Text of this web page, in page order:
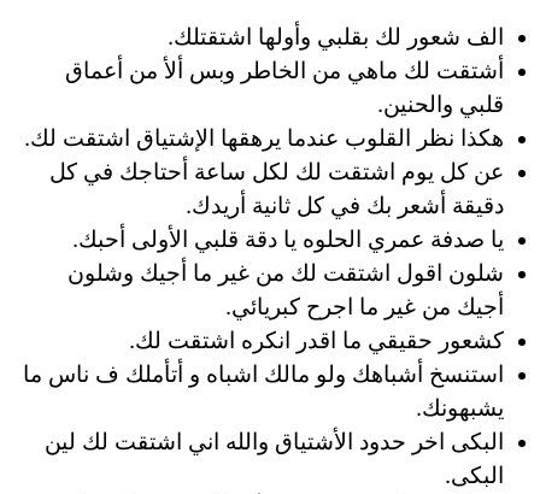
الف شعور لك بقلبي وأولها اشتقتلك.
أشتقت لك ماهي من الخاطر وبس ألأ من أعماق
قلبي والحنين.
هكذا نظر القلوب عندما يرهقها الإشتياق اشتقت لك.
عن كل يوم اشتقت لك لكل ساعة أحتاجك في كل
دقيقة أشعر بك في كل ثانية أريدك.
يا صدفة عمري الحلوه يا دقة قلبي الأولى أحبك.
شلون اقول اشتقت لك من غير ما أجيك وشلون
أجيك من غير ما اجرح كبريائي.
كشعور حقيقي ما اقدر انكره اشتقت لك.
استنسخ أشباهك ولو مالك اشباه و أتأملك ف ناس ما
يشبهونك.
البكى اخر حدود الأشتياق والله اني اشتقت لك لين
البكى.